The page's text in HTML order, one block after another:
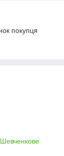
покупця